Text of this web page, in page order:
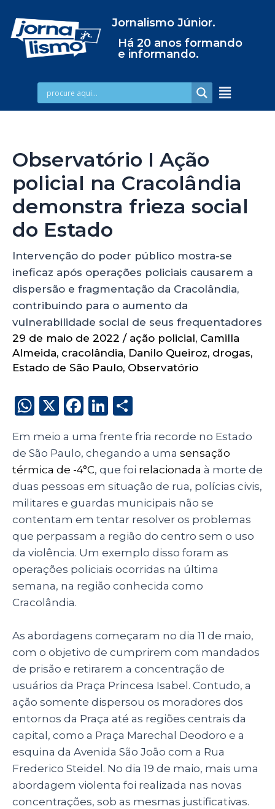
Jornalismo Júnior.
Há 20 anos formando
e informando.
Observatório I Ação
policial na Cracolândia
demonstra frieza social
do Estado
Intervenção do poder público mostra-se
ineficaz após operações policiais causarem a
dispersão e fragmentação da Cracolândia,
contribuindo para o aumento da
vulnerabilidade social de seus frequentadores
29 de maio de 2022 / ação policial, Camilla
Almeida, cracolândia, Danilo Queiroz, drogas,
Estado de São Paulo, Observatório
W
a
ts
A
p
p
X
F
c
e
b
o
o
k
Li
k
e
dI
n
a
re
Em meio a uma frente fria recorde no Estado
de São Paulo, chegando a uma sensação
térmica de -4°C, que foi relacionada à morte de
duas pessoas em situação de rua, polícias civis,
militares e guardas municipais não se
contentam em tentar resolver os problemas
que perpassam a região do centro sem o uso
da violência. Um exemplo disso foram as
operações policiais ocorridas na última
semana, na região conhecida como
Cracolândia.
As abordagens começaram no dia 11 de maio,
com o objetivo de cumprirem com mandados
de prisão e retirarem a concentração de
usuários da Praça Princesa Isabel. Contudo, a
ação somente dispersou os moradores dos
entornos da Praça até as regiões centrais da
capital, como a Praça Marechal Deodoro e a
esquina da Avenida São João com a Rua
Frederico Steidel. No dia 19 de maio, mais uma
abordagem violenta foi realizada nas novas
concentrações, sob as mesmas justificativas.